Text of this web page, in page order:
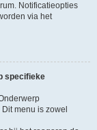
Notificatieopties
via het
specifieke
menu is zowel